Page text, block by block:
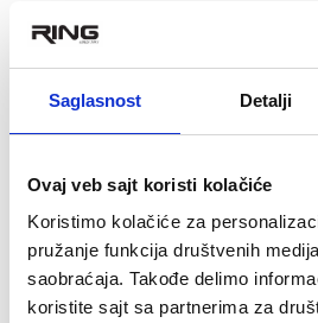
Saglasnost Detalji
Ovaj veb sajt koristi kolačiće
Koristimo kolačiće za
pružanje funkcija društvenih
saobraćaja. Takođe delimo
koristite sajt sa partnerima za
Arginine Pyroglutamate
Arginin piroglutamat je poseban oblik
količina običnog L-arginina.
sebi da olakša put do lepšeg izgleda,
života.
Preporučena upotreba: 3 kapsule
pre spavanja.